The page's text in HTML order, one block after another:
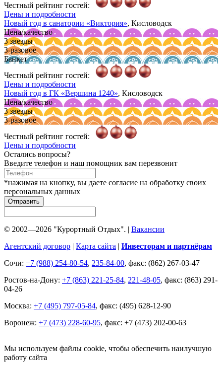
Честный рейтинг гостей:
Цены и подробности
Новый год в санатории «Виктория», Кисловодск
Цена/качество
3 звезды
3-разовое
Банкет
Честный рейтинг гостей:
Цены и подробности
Новый год в ГК «Вершина 1240», Кисловодск
Цена/качество
3 звезды
3-разовое
Честный рейтинг гостей:
Цены и подробности
Остались вопросы?
Введите телефон и наш помощник вам перезвонит
*нажимая на кнопку, вы даете согласие на обработку своих
персональных данных
Отправить
© 2002—2026 "Курортный Отдых". | Вакансии
Агентский договор | Карта сайта | Инвесторам и партнёрам
Сочи: +7 (988) 254-80-54, 235-84-00, факс: (862) 267-03-47
Ростов-на-Дону: +7 (863) 221-25-84, 221-48-05, факс: (863) 291-
04-26
Москва: +7 (495) 797-05-84, факс: (495) 628-12-90
Воронеж: +7 (473) 228-60-95, факс: +7 (473) 202-00-63
Мы используем файлы cookie, чтобы обеспечить наилучшую
работу сайта